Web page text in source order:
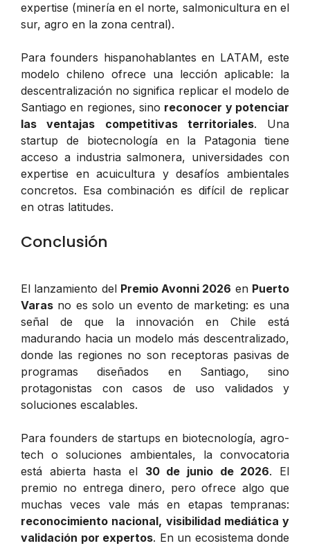
expertise (minería en el norte, salmonicultura en el
sur, agro en la zona central).
Para founders hispanohablantes en LATAM, este
modelo chileno ofrece una lección aplicable: la
descentralización no significa replicar el modelo de
Santiago en regiones, sino reconocer y potenciar
las ventajas competitivas territoriales. Una
startup de biotecnología en la Patagonia tiene
acceso a industria salmonera, universidades con
expertise en acuicultura y desafíos ambientales
concretos. Esa combinación es difícil de replicar
en otras latitudes.
Conclusión
El lanzamiento del Premio Avonni 2026 en Puerto
Varas no es solo un evento de marketing: es una
señal de que la innovación en Chile está
madurando hacia un modelo más descentralizado,
donde las regiones no son receptoras pasivas de
programas diseñados en Santiago, sino
protagonistas con casos de uso validados y
soluciones escalables.
Para founders de startups en biotecnología, agro-
tech o soluciones ambientales, la convocatoria
está abierta hasta el 30 de junio de 2026. El
premio no entrega dinero, pero ofrece algo que
muchas veces vale más en etapas tempranas:
reconocimiento nacional, visibilidad mediática y
validación por expertos. En un ecosistema donde